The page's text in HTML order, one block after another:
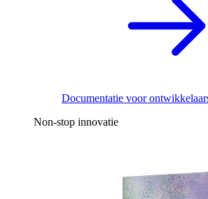
Documentatie voor
Non-stop innovatie